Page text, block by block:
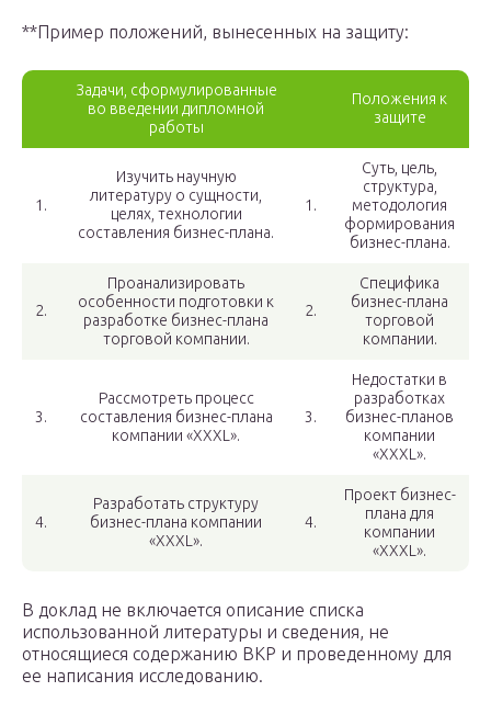
**Пример положений, вынесенных на защиту:
Задачи, сформулированные
во введении дипломной
работы
Положения к
защите
1.
Изучить научную
литературу о сущности,
целях, технологии
составления бизнес-плана.
1.
Суть, цель,
структура,
методология
формирования
бизнес-плана.
2.
Проанализировать
особенности подготовки к
разработке бизнес-плана
торговой компании.
2.
Специфика
бизнес-плана
торговой
компании.
3.
Рассмотреть процесс
составления бизнес-плана
компании «XXXL».
3.
Недостатки в
разработках
бизнес-планов
компании
«XXXL».
4.
Разработать структуру
бизнес-плана компании
«XXXL».
4.
Проект бизнес-
плана для
компании
«XXXL».
В доклад не включается описание списка
использованной литературы и сведения, не
относящиеся содержанию ВКР и проведенному для
ее написания исследованию.